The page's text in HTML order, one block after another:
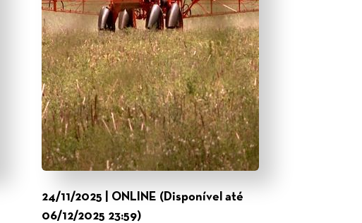
24/11/2025 | ONLINE (Disponível até
06/12/2025 23:59)